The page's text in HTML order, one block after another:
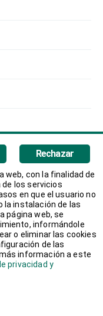
Rechazar
web, con la finalidad de
de los servicios
en que el usuario no
la instalación de las
página web, se
informándole
o eliminar las cookies
de las
información a este
privacidad y